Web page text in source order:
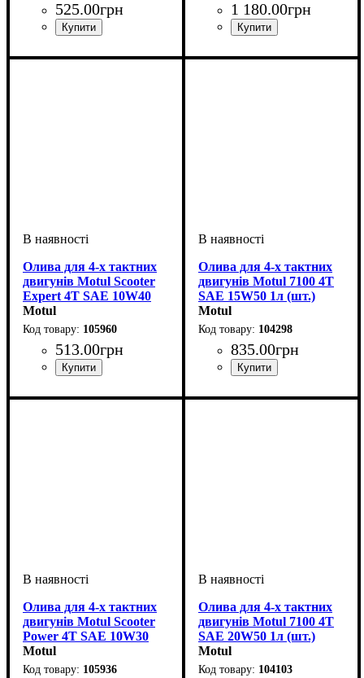
525.00грн 1 180.00грн
Олива для 4-х тактних
двигунів Motul Scooter
Expert 4T SAE 10W40
MA 1л (шт.)
Motul
105960
513.00грн
Олива для 4-х тактних
двигунів Motul 7100 4T
SAE 15W50 1л (шт.)
Motul
104298
835.00грн
Олива для 4-х тактних
двигунів Motul Scooter
Power 4T SAE 10W30
MB 1л (шт.)
Motul
105936
Олива для 4-х тактних
двигунів Motul 7100 4T
SAE 20W50 1л (шт.)
Motul
104103